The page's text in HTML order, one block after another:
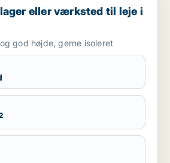
eller værksted til leje i
god højde, gerne isoleret